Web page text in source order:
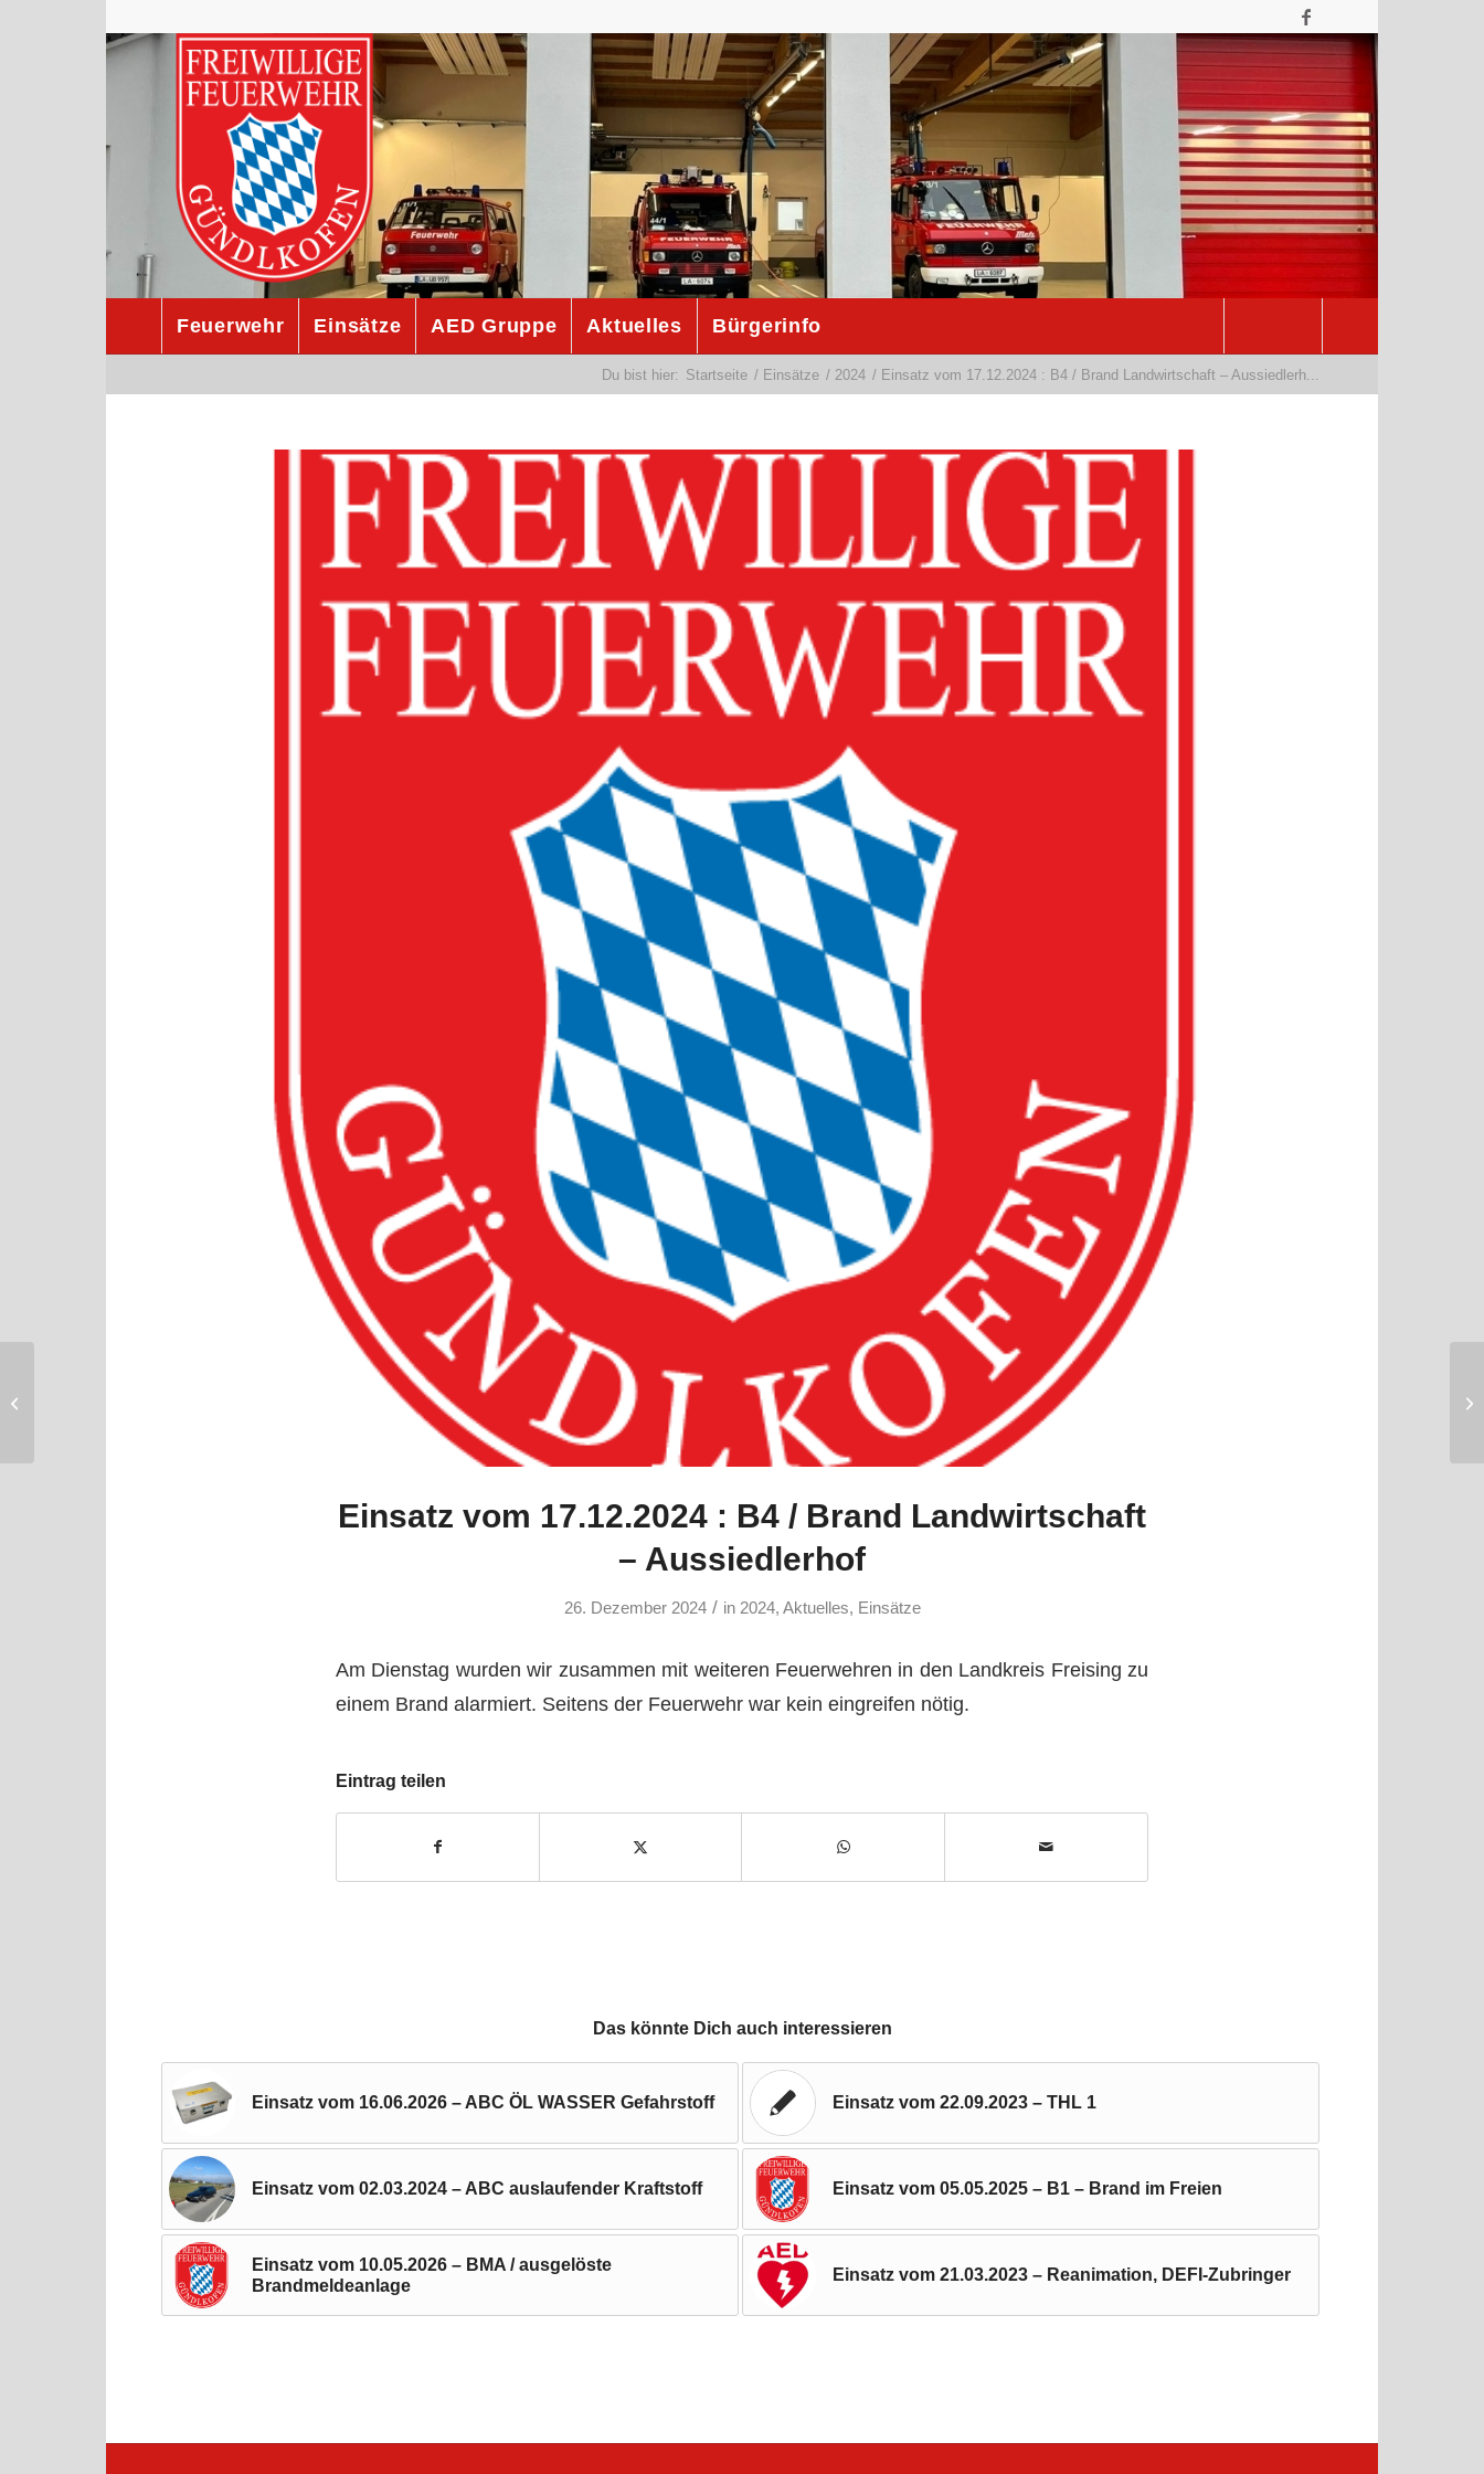
Feuerwehr Einsätze AED Gruppe Aktuelles Bürgerinfo
Du bist hier: Startseite / Einsätze / 2024 / Einsatz vom 17.12.2024 : B4 / Brand Landwirtschaft – Aussiedlerh...
Einsatz vom 17.12.2024 : B4 / Brand Landwirtschaft
– Aussiedlerhof
26. Dezember 2024 / in 2024, Aktuelles, Einsätze
Am Dienstag wurden wir zusammen mit weiteren Feuerwehren in den Landkreis Freising zu
einem Brand alarmiert. Seitens der Feuerwehr war kein eingreifen nötig.
Eintrag teilen
Das könnte Dich auch interessieren
Einsatz vom 16.06.2026 – ABC ÖL WASSER Gefahrstoff Einsatz vom 22.09.2023 – THL 1
Einsatz vom 02.03.2024 – ABC auslaufender Kraftstoff Einsatz vom 05.05.2025 – B1 – Brand im Freien
Einsatz vom 10.05.2026 – BMA / ausgelöste
Brandmeldeanlage
Einsatz vom 21.03.2023 – Reanimation, DEFI-Zubringer